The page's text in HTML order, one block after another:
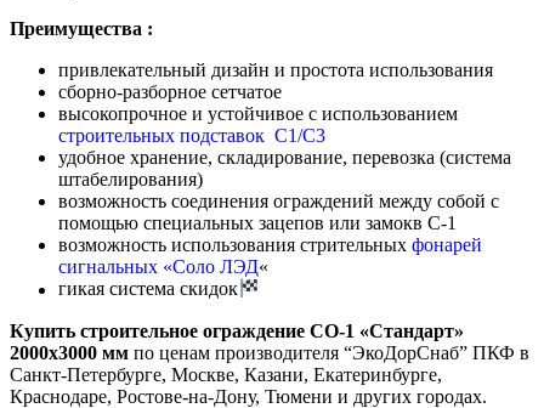
Преимущества :
привлекательный дизайн и простота использования
сборно-разборное сетчатое
высокопрочное и устойчивое с использованием
строительных подставок С1/С3
удобное хранение, складирование, перевозка (система
штабелирования)
возможность соединения ограждений между собой с
помощью специальных зацепов или замокв С-1
возможность использования стрительных фонарей
сигнальных «Соло ЛЭД«
гикая система скидок
Купить строительное ограждение СО-1 «Стандарт»
2000х3000 мм по ценам производителя “ЭкоДорСнаб” ПКФ в
Санкт-Петербурге, Москве, Казани, Екатеринбурге,
Краснодаре, Ростове-на-Дону, Тюмени и других городах.